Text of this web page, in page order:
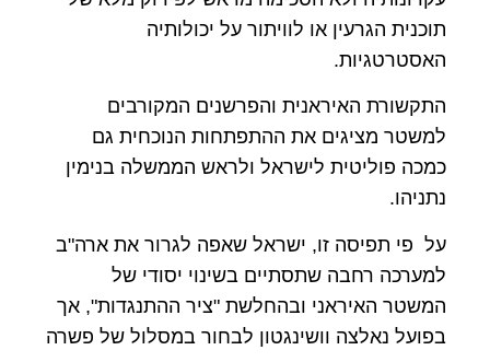
תוכנית הגרעין או לוויתור על יכולותיה
האסטרטגיות.
התקשורת האיראנית והפרשנים המקורבים
למשטר מציגים את ההתפתחות הנוכחית גם
כמכה פוליטית לישראל ולראש הממשלה בנימין
נתניהו.
על פי תפיסה זו, ישראל שאפה לגרור את ארה"ב
למערכה רחבה שתסתיים בשינוי יסודי של
המשטר האיראני ובהחלשת "ציר ההתנגדות", אך
בפועל נאלצה וושינגטון לבחור במסלול של פשרה